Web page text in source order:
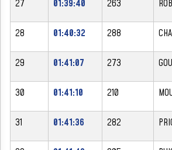
27 01:39:40 263
28 01:40:32 288
29 01:41:07 273
30 01:41:10 210
31 01:41:36 282